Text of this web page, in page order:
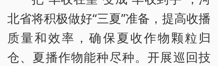
北省将积极做好“三夏”准备，提高收播
质量和效率，确保夏收作物颗粒归
仓、夏播作物能种尽种。开展巡回技